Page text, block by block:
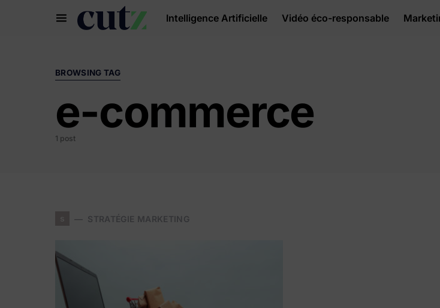
Intelligence Artificielle Vidéo éco-responsable
Search for:
BROWSING TAG
e-commerce
1 post
STRATÉGIE MARKETING